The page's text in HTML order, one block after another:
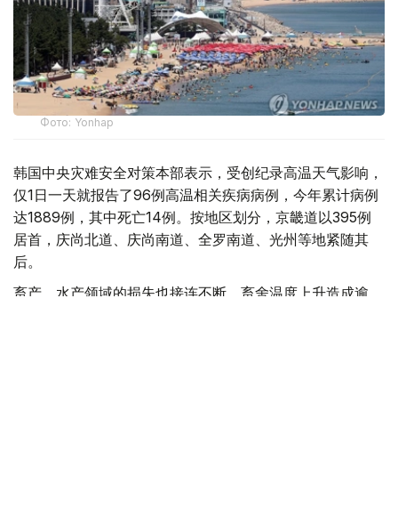
Фото: Yonhap
韩国中央灾难安全对策本部表示，受创纪录高温天气影响，
仅1日一天就报告了96例高温相关疾病病例，今年累计病例
达1889例，其中死亡14例。按地区划分，京畿道以395例
居首，庆尚北道、庆尚南道、全罗南道、光州等地紧随其
后。
畜产、水产领域的损失也接连不断。畜舍温度上升造成逾